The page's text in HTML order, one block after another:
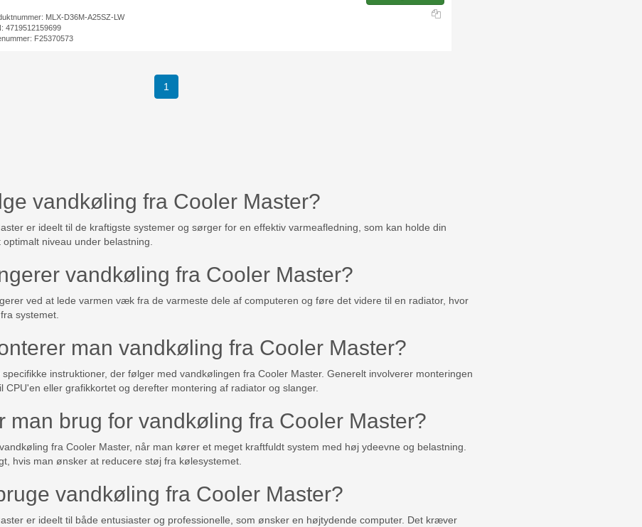
MLX-D36M-A25SZ-LW
4719512159699
F25370573
1
vandkøling fra Cooler Master?
er ideelt til de kraftigste systemer og sørger for en effektiv varmeafledning, som kan holde din
niveau under belastning.
vandkøling fra Cooler Master?
ved at lede varmen væk fra de varmeste dele af computeren og føre det videre til en radiator, hvor
systemet.
man vandkøling fra Cooler Master?
instruktioner, der følger med vandkølingen fra Cooler Master. Generelt involverer monteringen
CPU'en eller grafikkortet og derefter montering af radiator og slanger.
man brug for vandkøling fra Cooler Master?
fra Cooler Master, når man kører et meget kraftfuldt system med høj ydeevne og belastning.
hvis man ønsker at reducere støj fra kølesystemet.
vandkøling fra Cooler Master?
er ideelt til både entusiaster og professionelle, som ønsker en højtydende computer. Det kræver